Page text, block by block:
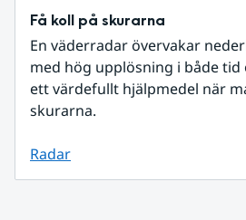
Få koll på skurarna
En väderradar övervakar
med hög upplösning i både tid
ett värdefullt hjälpmedel när
skurarna.
Radar